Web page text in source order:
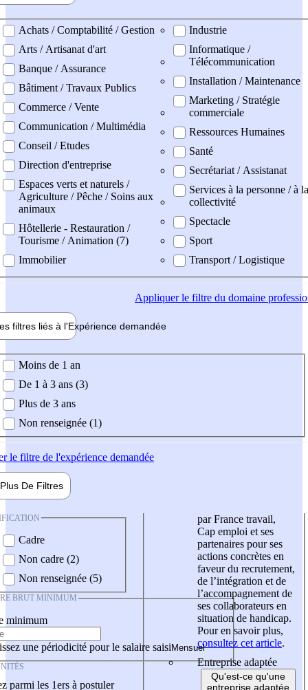
professionel
Achats / Comptabilité / Gestion
Arts / Artisanat d'art
Banque / Assurance
Bâtiment / Travaux Publics
Commerce / Vente
Communication / Multimédia
Conseil / Etudes
Direction d'entreprise
Espaces verts et naturels /
Agriculture / Pêche / Soins aux
animaux
Hôtellerie - Restauration /
Tourisme / Animation (7)
Immobilier
Industrie
Informatique /
Télécommunication
Installation / Maintenance
Marketing / Stratégie
commerciale
Ressources Humaines
Santé
Secrétariat / Assistanat
Services à la personne / à la
collectivité
Spectacle
Sport
Transport / Logistique
Appliquerle filtre du domaine
filtres liés à l'Expérience demandée
demandée
Moins de 1 an
De 1 à 3 ans (3)
Plus de 3 ans
Non renseignée (1)
le filtre de l'expérience demandée
Plus De Filtres
Cadre
Non cadre (2)
Non renseignée (5)
BRUT MINIMUM
minimum
une périodicité pour le salaire saisi
parmi les 1ers à postuler
par France travail,
Cap emploi et ses
partenaires pour ses
actions concrètes en
faveur du recrutement,
de l’intégration et de
l’accompagnement de
ses collaborateurs en
situation de handicap.
Pour en savoir plus,
consultez cet article.
Entreprise adaptée
Qu'est-ce qu'une
entreprise adaptée